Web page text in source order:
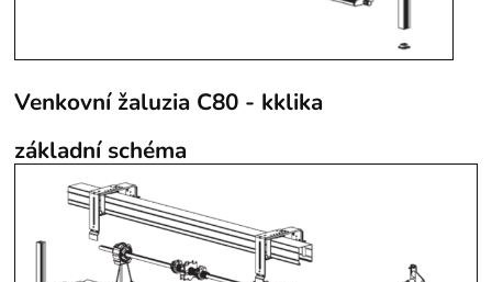
Venkovní žaluzia C80 - kklika
základní schéma